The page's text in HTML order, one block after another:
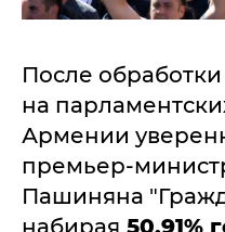
После
на
Армении
премьер-
Пашиняна
набирая 50,91%